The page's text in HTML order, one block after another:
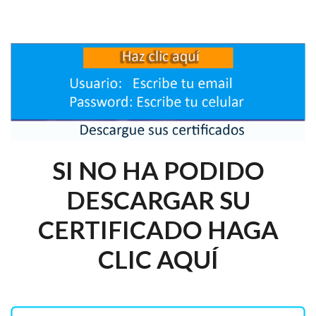
SI NO HA PODIDO
DESCARGAR SU
CERTIFICADO HAGA
CLIC AQUÍ